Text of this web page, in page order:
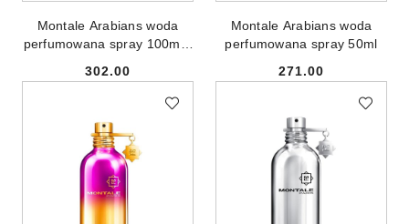
Montale Arabians woda
perfumowana spray 100ml -
Cena:
302.00
Montale Arabians woda
perfumowana spray 50ml
Cena:
271.00